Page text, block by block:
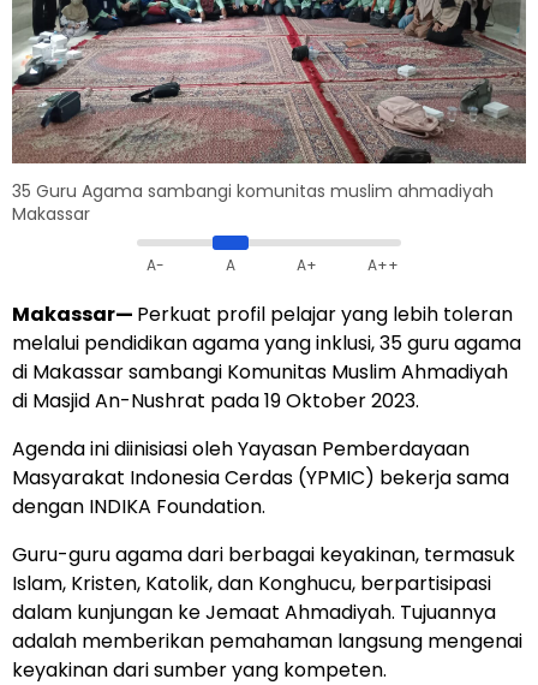
35 Guru Agama sambangi komunitas muslim ahmadiyah
Makassar
A- A A+ A++
Makassar— Perkuat profil pelajar yang lebih toleran
melalui pendidikan agama yang inklusi, 35 guru agama
di Makassar sambangi Komunitas Muslim Ahmadiyah
di Masjid An-Nushrat pada 19 Oktober 2023.
Agenda ini diinisiasi oleh Yayasan Pemberdayaan
Masyarakat Indonesia Cerdas (YPMIC) bekerja sama
dengan INDIKA Foundation.
Guru-guru agama dari berbagai keyakinan, termasuk
Islam, Kristen, Katolik, dan Konghucu, berpartisipasi
dalam kunjungan ke Jemaat Ahmadiyah. Tujuannya
adalah memberikan pemahaman langsung mengenai
keyakinan dari sumber yang kompeten.